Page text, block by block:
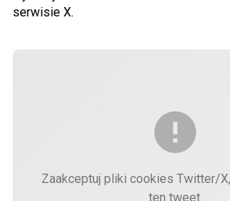
serwisie X.
Zaakceptuj pliki cookies Twitter/
ten tweet.